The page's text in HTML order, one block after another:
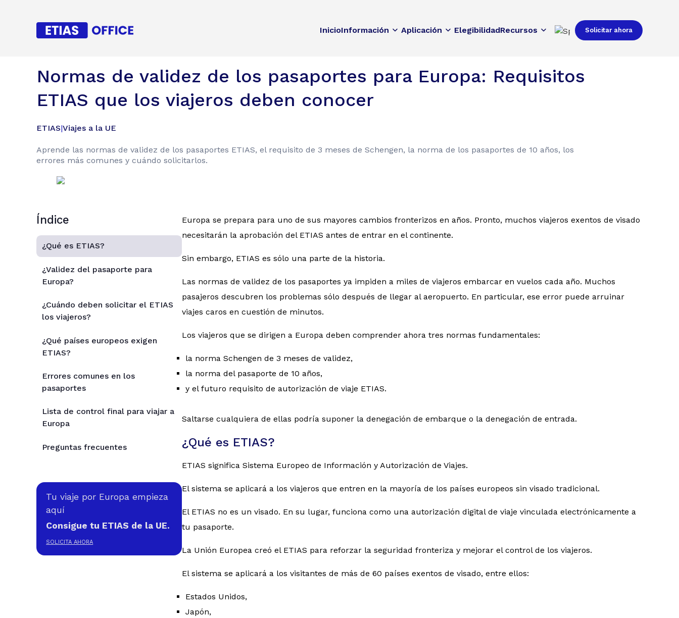
InicioInformación Aplicación ElegibilidadRecursos Solicitar ahora
Normas de validez de los pasaportes para Europa: Requisitos
ETIAS que los viajeros deben conocer
ETIAS|Viajes a la UE
Aprende las normas de validez de los pasaportes ETIAS, el requisito de 3 meses de Schengen, la norma de los pasaportes de 10 años, los
errores más comunes y cuándo solicitarlos.
Índice
¿Qué es ETIAS?
¿Validez del pasaporte para
Europa?
¿Cuándo deben solicitar el ETIAS
los viajeros?
¿Qué países europeos exigen
ETIAS?
Errores comunes en los
pasaportes
Lista de control final para viajar a
Europa
Preguntas frecuentes
Tu viaje por Europa empieza
aquí
Consigue tu ETIAS de la UE.
SOLICITA AHORA
Europa se prepara para uno de sus mayores cambios fronterizos en años. Pronto, muchos viajeros exentos de visado
necesitarán la aprobación del ETIAS antes de entrar en el continente.
Sin embargo, ETIAS es sólo una parte de la historia.
Las normas de validez de los pasaportes ya impiden a miles de viajeros embarcar en vuelos cada año. Muchos
pasajeros descubren los problemas sólo después de llegar al aeropuerto. En particular, ese error puede arruinar
viajes caros en cuestión de minutos.
Los viajeros que se dirigen a Europa deben comprender ahora tres normas fundamentales:
la norma Schengen de 3 meses de validez,
la norma del pasaporte de 10 años,
y el futuro requisito de autorización de viaje ETIAS.
Saltarse cualquiera de ellas podría suponer la denegación de embarque o la denegación de entrada.
¿Qué es ETIAS?
ETIAS significa Sistema Europeo de Información y Autorización de Viajes.
El sistema se aplicará a los viajeros que entren en la mayoría de los países europeos sin visado tradicional.
El ETIAS no es un visado. En su lugar, funciona como una autorización digital de viaje vinculada electrónicamente a
tu pasaporte.
La Unión Europea creó el ETIAS para reforzar la seguridad fronteriza y mejorar el control de los viajeros.
El sistema se aplicará a los visitantes de más de 60 países exentos de visado, entre ellos:
Estados Unidos,
Japón,